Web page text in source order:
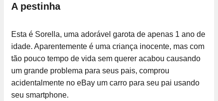
A pestinha
Esta é Sorella, uma adorável garota de apenas 1 ano de
idade. Aparentemente é uma criança inocente, mas com
tão pouco tempo de vida sem querer acabou causando
um grande problema para seus pais, comprou
acidentalmente no eBay um carro para seu pai usando
seu smartphone.